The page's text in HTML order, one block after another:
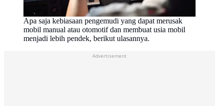
Apa saja kebiasaan pengemudi yang dapat merusak
mobil manual atau otomotif dan membuat usia mobil
menjadi lebih pendek, berikut ulasannya.
Advertisement